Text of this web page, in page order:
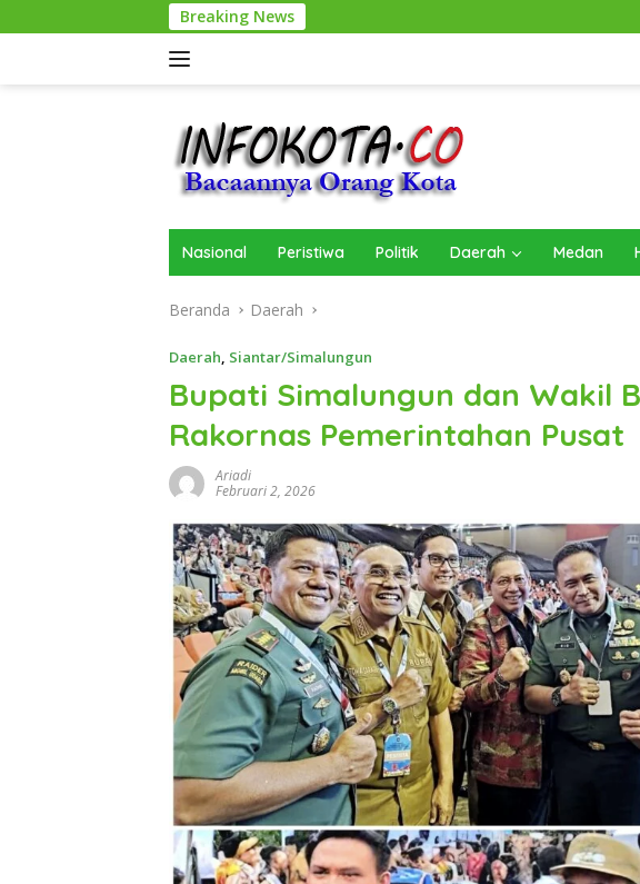
ke
Breaking News Dinas
Nasional Peristiwa Politik Daerah Medan
Beranda Daerah
Daerah, Siantar/Simalungun
Bupati Simalungun dan Wakil
Rakornas Pemerintahan Pusat
Ariadi
Februari 2, 2026